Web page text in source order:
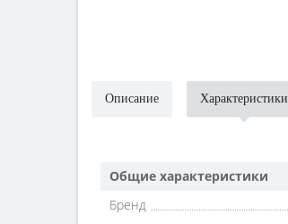
Описание Характеристики
Общие характеристики
Бренд